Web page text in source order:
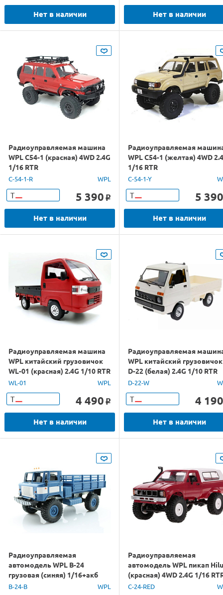
Нет в наличии Нет в наличии
Радиоуправляемая машина
WPL C54-1 (красная) 4WD 2.4G
1/16 RTR
C-54-1-R WPL
Т 5 390 o
Нет в наличии
Радиоуправляемая
WPL C54-1 (желтая) 4WD
1/16 RTR
C-54-1-Y
Т 5 390
Нет в наличии
Радиоуправляемая машина
WPL китайский грузовичок
WL-01 (красная) 2.4G 1/10 RTR
WL-01 WPL
Т 4 490 o
Нет в наличии
Радиоуправляемая
WPL китайский грузовичок
D-22 (белая) 2.4G 1/10 RTR
D-22-W
Т 4 190
Нет в наличии
Радиоуправляемая
автомодель WPL B-24
грузовая (синяя) 1/16+акб
2.4G RTR
B-24-B WPL
Радиоуправляемая
автомодель WPL пикап
(красная) 4WD 2.4G 1/16
C-24-RED